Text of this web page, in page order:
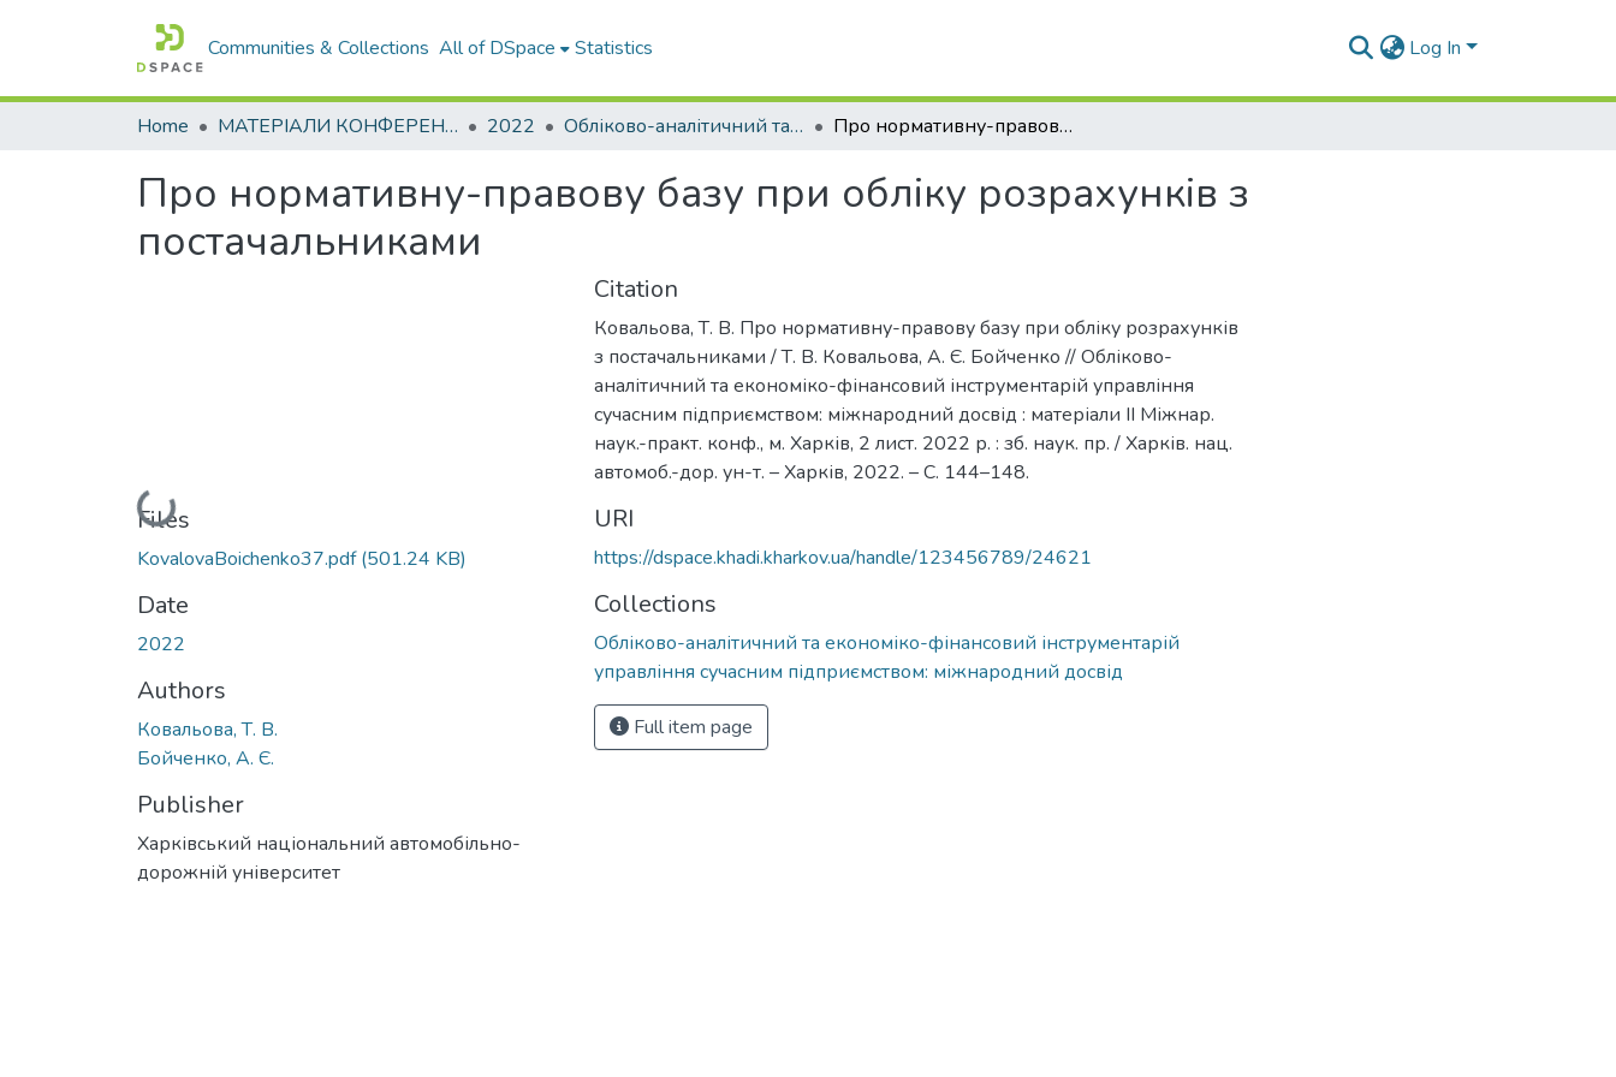
Communities & Collections All of DSpace Statistics Log In
Home МАТЕРІАЛИ КОНФЕРЕНЦІЙ 2022 Обліково-аналітичний та економіко-фінансовий інструментарій управління сучасним підприємством: міжнародний досвід Про нормативну-правову базу при обліку розрахунків з постачальниками
Про нормативну-правову базу при обліку розрахунків з
постачальниками
Loading...
Files
KovalovaBoichenko37.pdf(501.24 KB)
Date
2022
Authors
Ковальова, Т. В.
Бойченко, А. Є.
Publisher
Харківський національний автомобільно-
дорожній університет
Citation
Ковальова, Т. В. Про нормативну-правову базу при обліку розрахунків
з постачальниками / Т. В. Ковальова, А. Є. Бойченко // Обліково-
аналітичний та економіко-фінансовий інструментарій управління
сучасним підприємством: міжнародний досвід : матеріали ІІ Міжнар.
наук.-практ. конф., м. Харків, 2 лист. 2022 р. : зб. наук. пр. / Харків. нац.
автомоб.-дор. ун-т. – Харків, 2022. – С. 144–148.
URI
https://dspace.khadi.kharkov.ua/handle/123456789/24621
Collections
Обліково-аналітичний та економіко-фінансовий інструментарій
управління сучасним підприємством: міжнародний досвід
Full item page